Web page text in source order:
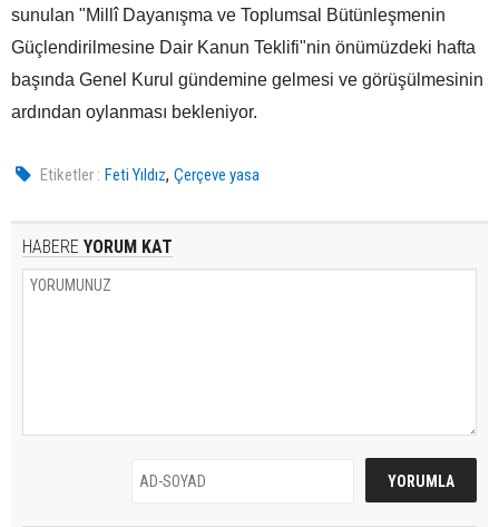
sunulan "Millî Dayanışma ve Toplumsal Bütünleşmenin
Güçlendirilmesine Dair Kanun Teklifi"nin önümüzdeki hafta
başında Genel Kurul gündemine gelmesi ve görüşülmesinin
ardından oylanması bekleniyor.
Etiketler : Feti Yıldız,Çerçeve yasa
HABERE YORUM KAT